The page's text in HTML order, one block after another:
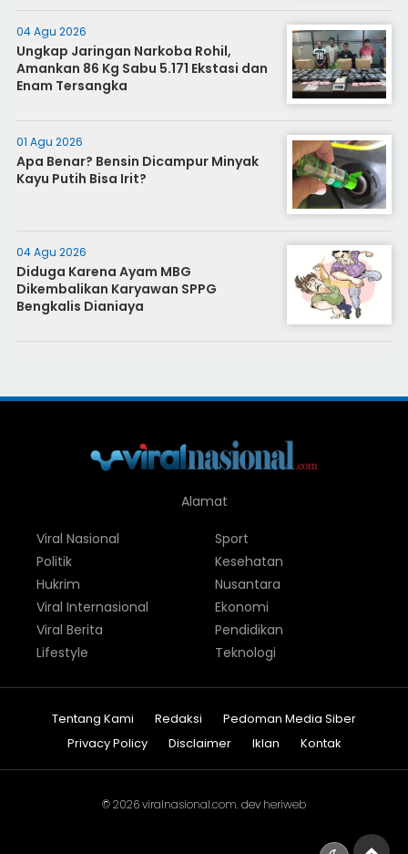
04 Agu 2026
Ungkap Jaringan Narkoba Rohil,
Amankan 86 Kg Sabu 5.171 Ekstasi dan
Enam Tersangka
01 Agu 2026
Apa Benar? Bensin Dicampur Minyak
Kayu Putih Bisa Irit?
04 Agu 2026
Diduga Karena Ayam MBG
Dikembalikan Karyawan SPPG
Bengkalis Dianiaya
Alamat
Viral Nasional
Politik
Hukrim
Viral Internasional
Viral Berita
Lifestyle
Sport
Kesehatan
Nusantara
Ekonomi
Pendidikan
Teknologi
Tentang Kami Redaksi
Pedoman Media Siber
Privacy Policy
Disclaimer Iklan Kontak
© 2026viralnasional.com. dev heriweb